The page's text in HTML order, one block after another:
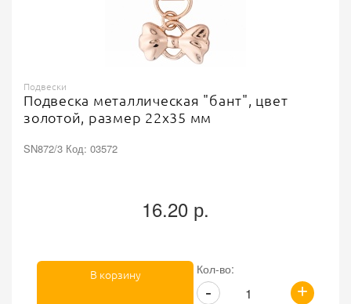
Подвески
Подвеска металлическая "бант", цвет
золотой, размер 22х35 мм
SN872/3 Код: 03572
16.20 р.
Кол-во:
+
-
В корзину